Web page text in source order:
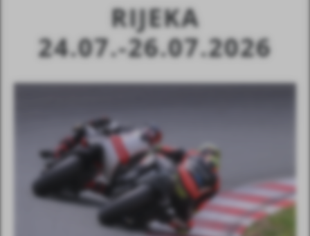
RIJEKA
24.07.-26.07.2026